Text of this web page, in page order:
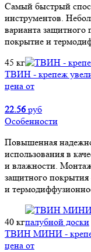
Самый быстрый
инструментов.
варианта защитного
покрытие и
45 кг
ТВИН - крепеж
цена от
22.56 руб
Особенности
Повышенная
использования в
и влажности.
защитного
и
40 кг
ТВИН МИНИ -
цена от